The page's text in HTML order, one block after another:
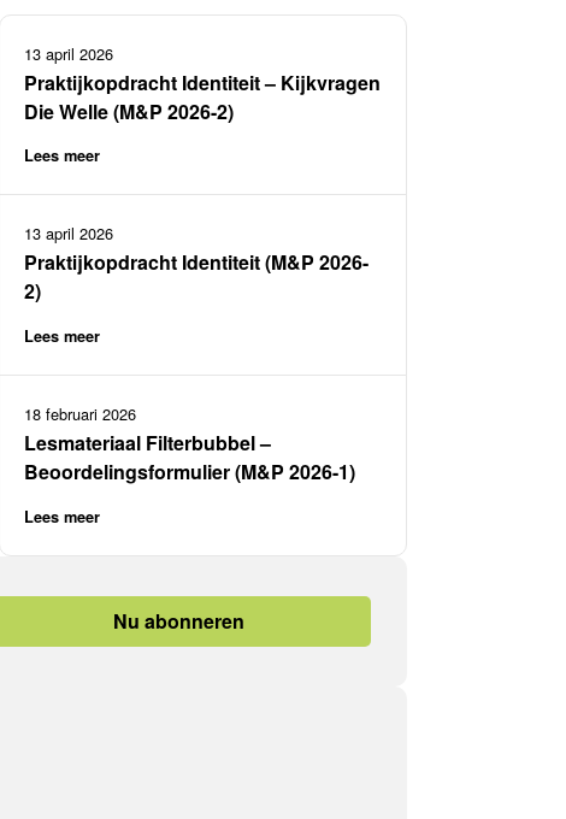
13 april 2026
Praktijkopdracht Identiteit – Kijkvragen
Die Welle (M&P 2026-2)
Lees meer
13 april 2026
Praktijkopdracht Identiteit (M&P 2026-
2)
Lees meer
18 februari 2026
Lesmateriaal Filterbubbel –
Beoordelingsformulier (M&P 2026-1)
Lees meer
Nu abonneren